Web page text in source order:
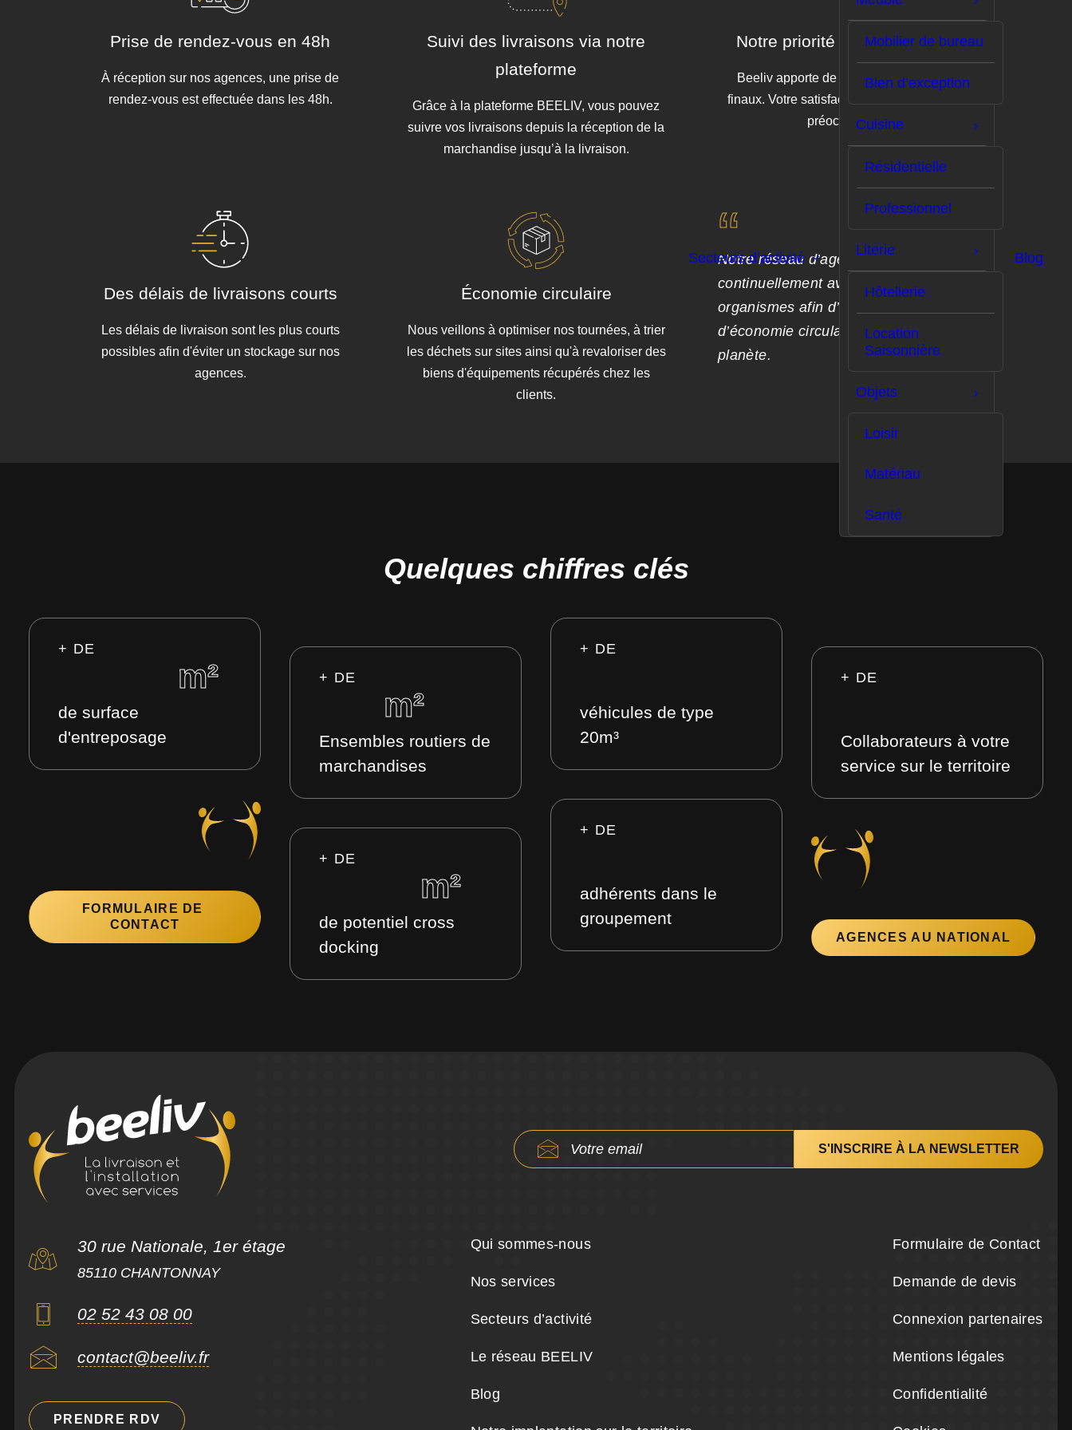
Secteurs d’activité
Mobilier de bureau
Bien d’exception
Cuisine
Résidentielle
Professionnel
Literie
Hôtellerie
Location
Saisonnière
Objets
Loisir
Matériau
Santé
Blog
Prise de rendez-vous en 48h
À réception sur nos agences, une prise de
rendez-vous est effectuée dans les 48h.
Suivi des livraisons via notre
plateforme
Grâce à la plateforme BEELIV, vous pouvez
suivre vos livraisons depuis la réception de la
marchandise jusqu’à la livraison.
Notre priorité : le service client
Beeliv apporte de la flexibilité aux clients
finaux. Votre satisfaction est au cœur de nos
préoccupations.
Des délais de livraisons courts
Les délais de livraison sont les plus courts
possibles afin d'éviter un stockage sur nos
agences.
Économie circulaire
Nous veillons à optimiser nos tournées, à trier
les déchets sur sites ainsi qu'à revaloriser des
biens d'équipements récupérés chez les
clients.
Notre réseau d’agences travaille
continuellement avec des éco-
organismes afin d’atteindre l’objectif
d’économie circulaire pour le bien de la
planète.
Quelques chiffres clés
+ DE
m²
de surface
d'entreposage
+ DE
m²
Ensembles routiers de
marchandises
+ DE
véhicules de type
20m³
+ DE
Collaborateurs à votre
service sur le territoire
FORMULAIRE DE
CONTACT
+ DE
m²
de potentiel cross
docking
+ DE
adhérents dans le
groupement
AGENCES AU NATIONAL
30 rue Nationale, 1er étage
85110 CHANTONNAY
02 52 43 08 00
contact@beeliv.fr
PRENDRE RDV
Qui sommes-nous
Nos services
Secteurs d’activité
Le réseau BEELIV
Blog
Formulaire de Contact
Demande de devis
Connexion partenaires
Mentions légales
Confidentialité